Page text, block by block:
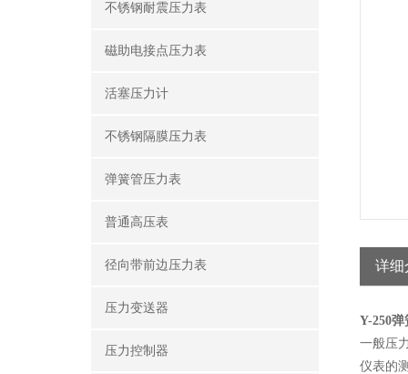
不锈钢耐震压力表
磁助电接点压力表
活塞压力计
不锈钢隔膜压力表
弹簧管压力表
普通高压表
径向带前边压力表
压力变送器
压力控制器
详细
Y-250
一般压
仪表的